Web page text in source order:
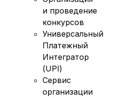
и проведение
конкурсов
Универсальный
Платежный
Интегратор
(UPI)
Сервис
организации